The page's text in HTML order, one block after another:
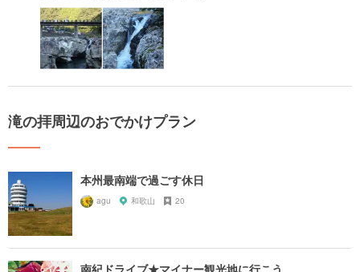
滝の拝周辺のおでかけプラン
本州最南端で過ごす休日
agu 和歌山 20
南紀ドライブ★マイナー観光地に行こう。